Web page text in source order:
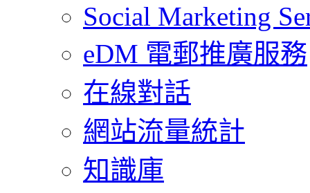
Social Marketing
eDM 電郵推廣服務
在線對話
網站流量統計
知識庫